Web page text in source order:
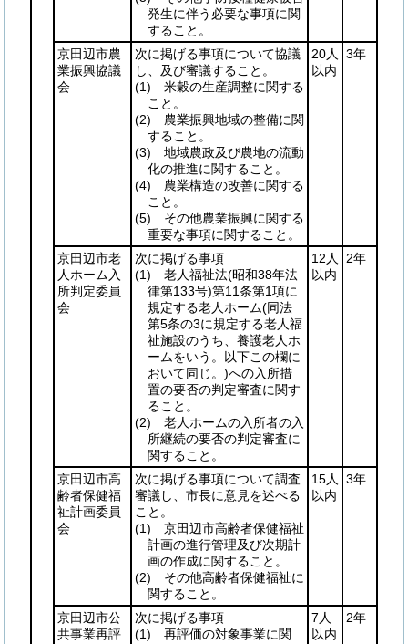
発生に伴う必要な事項に関
すること。
京田辺市農
業振興協議
会
次に掲げる事項について協議
し、及び審議すること。
(1) 米穀の生産調整に関する
こと。
(2) 農業振興地域の整備に関
すること。
(3) 地域農政及び農地の流動
化の推進に関すること。
(4) 農業構造の改善に関する
こと。
(5) その他農業振興に関する
重要な事項に関すること。
20人
以内
3年
京田辺市老
人ホーム入
所判定委員
会
次に掲げる事項
(1) 老人福祉法(昭和38年法
律第133号)第11条第1項に
規定する老人ホーム(同法
第5条の3に規定する老人福
祉施設のうち、養護老人ホ
ームをいう。以下この欄に
おいて同じ。)への入所措
置の要否の判定審査に関す
ること。
(2) 老人ホームの入所者の入
所継続の要否の判定審査に
関すること。
12人
以内
2年
京田辺市高
齢者保健福
祉計画委員
会
次に掲げる事項について調査
審議し、市長に意見を述べる
こと。
(1) 京田辺市高齢者保健福祉
計画の進行管理及び次期計
画の作成に関すること。
(2) その他高齢者保健福祉に
関すること。
15人
以内
3年
京田辺市公
共事業再評
次に掲げる事項
(1) 再評価の対象事業に関
7人
以内
2年